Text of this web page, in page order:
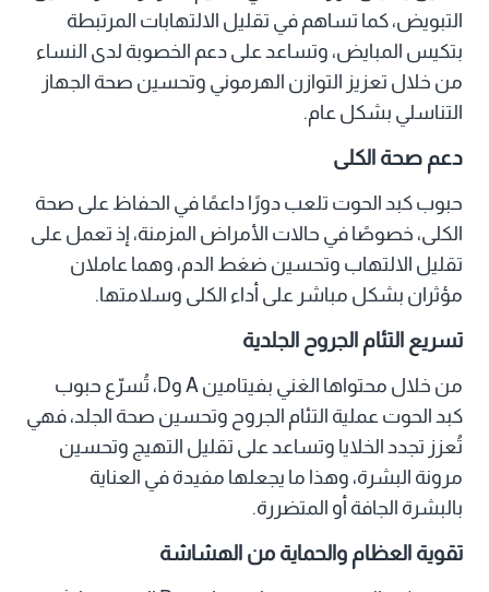
التبويض، كما تساهم في تقليل الالتهابات المرتبطة
بتكيس المبايض، وتساعد على دعم الخصوبة لدى النساء
من خلال تعزيز التوازن الهرموني وتحسين صحة الجهاز
التناسلي بشكل عام.
دعم صحة الكلى
حبوب كبد الحوت تلعب دورًا داعمًا في الحفاظ على صحة
الكلى، خصوصًا في حالات الأمراض المزمنة، إذ تعمل على
تقليل الالتهاب وتحسين ضغط الدم، وهما عاملان
مؤثران بشكل مباشر على أداء الكلى وسلامتها.
تسريع التئام الجروح الجلدية
من خلال محتواها الغني بفيتامين A وD، تُسرّع حبوب
كبد الحوت عملية التئام الجروح وتحسين صحة الجلد، فهي
تُعزز تجدد الخلايا وتساعد على تقليل التهيج وتحسين
مرونة البشرة، وهذا ما يجعلها مفيدة في العناية
بالبشرة الجافة أو المتضررة.
تقوية العظام والحماية من الهشاشة